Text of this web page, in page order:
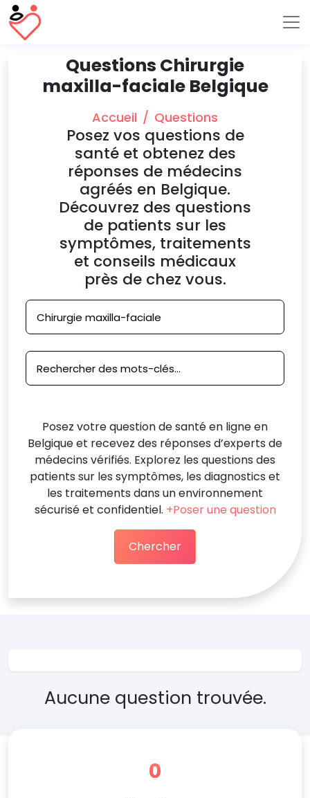
Questions Chirurgie
maxilla-faciale Belgique
Accueil Questions
Posez vos questions de
santé et obtenez des
réponses de médecins
agréés en Belgique.
Découvrez des questions
de patients sur les
symptômes, traitements
et conseils médicaux
près de chez vous.
Posez votre question de santé en ligne en
Belgique et recevez des réponses d’experts de
médecins vérifiés. Explorez les questions des
patients sur les symptômes, les diagnostics et
les traitements dans un environnement
sécurisé et confidentiel. +Poser une question
Chercher
Aucune question trouvée.
0